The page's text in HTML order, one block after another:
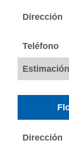
Dirección
Teléfono
Estimación
Dirección